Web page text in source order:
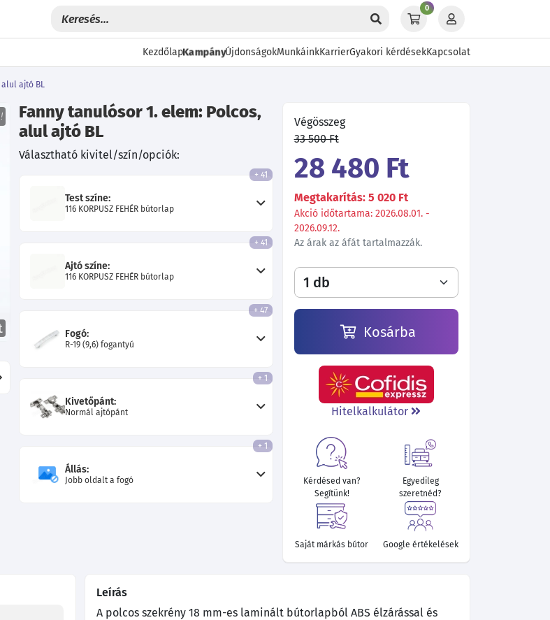
0
KezdőlapKampányÚjdonságokMunkáinkKarrierGyakori kérdésekKapcsolat
alul ajtó BL
Fanny tanulósor 1. elem: Polcos,
alul ajtó BL
Választható kivitel/szín/opciók:
Test színe:
116 KORPUSZ FEHÉR bútorlap
+ 41
Ajtó színe:
116 KORPUSZ FEHÉR bútorlap
+ 41
Fogó:
R-19 (9,6) fogantyú
+ 47
Kivetőpánt:
Normál ajtópánt
+ 1
Állás:
Jobb oldalt a fogó
+ 1
Végösszeg
33 500 Ft
28 480 Ft
Megtakarítás: 5 020 Ft
Akció időtartama: 2026.08.01. -
2026.09.12.
Az árak az áfát tartalmazzák.
Kosárba
Hitelkalkulátor
Kérdésed van?
Segítünk!
Egyedileg
szeretnéd?
Saját márkás bútor Google értékelések
Leírás
A polcos szekrény 18 mm-es laminált bútorlapból ABS élzárással és